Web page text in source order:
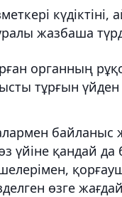
жазбаша
органның
тұрғын үйден
үйіне қандай
өзге